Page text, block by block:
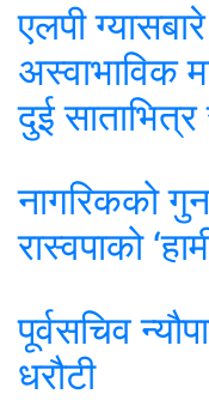
एलपी
अस्वाभाविक
दुई
नागरिकको
रास्वपाको
पूर्वसचिव
धरौटी